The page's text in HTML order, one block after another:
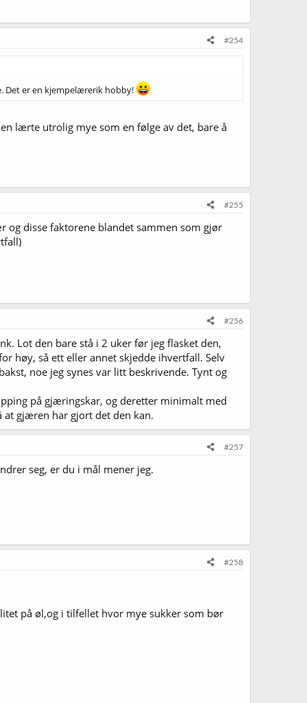
#254
Det er en kjempelærerik hobby!
lærte utrolig mye som en følge av det, bare å
#255
og disse faktorene blandet sammen som gjør
#256
Lot den bare stå i 2 uker før jeg flasket den,
høy, så ett eller annet skjedde ihvertfall. Selv
noe jeg synes var litt beskrivende. Tynt og
på gjæringskar, og deretter minimalt med
at gjæren har gjort det den kan.
#257
seg, er du i mål mener jeg.
#258
på øl,og i tilfellet hvor mye sukker som bør